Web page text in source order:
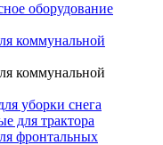
оборудование
коммунальной
коммунальной
уборки снега
для трактора
фронтальных